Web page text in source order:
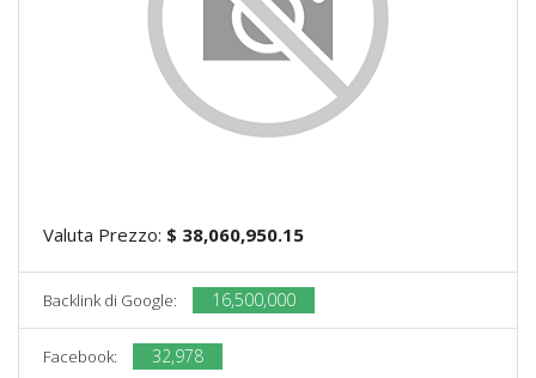
Valuta Prezzo: $ 38,060,950.15
Backlink di Google: 16,500,000
Facebook: 32,978